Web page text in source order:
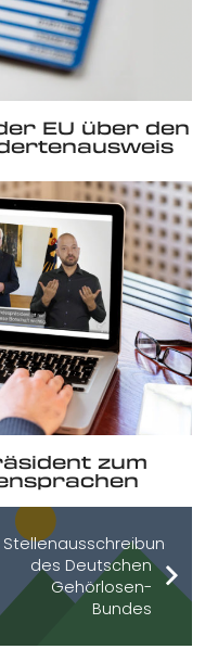
EU über den
zum
Stellenausschreibung
des Deutschen
Gehörlosen-
Bundes